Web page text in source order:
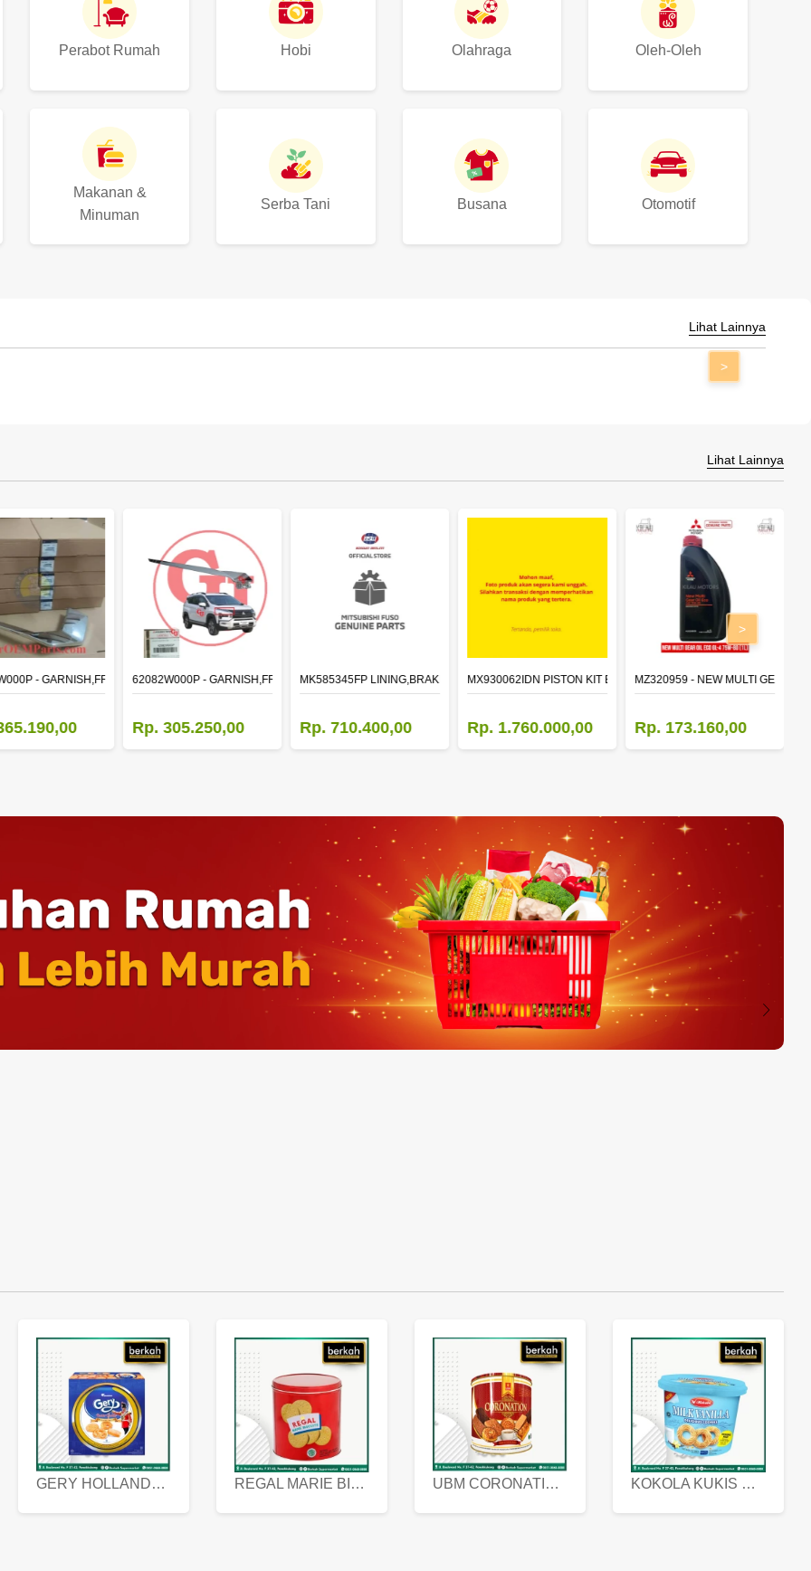
Perabot Rumah Hobi Olahraga Oleh-Oleh
Makanan &
Minuman
Serba Tani Busana Otomotif
Lihat Lainnya
>
Lihat Lainnya
- GARNISH,FR BUMPER SIDE62082W000P - GARNISH,FR BUMPER SIDE
Rp. 305.250,00
MK585345FP LINING,BRAKE 410X150 (F/A),RIVET
Rp. 710.400,00
MX930062IDN PISTON KIT EURO 4
Rp. 1.760.000,00
MZ320959 - NEW MULTI GEAR
Rp. 173.160,00
>
GERY HOLLANDA BUTTER COOKIES 450 GRAM REGAL MARIE BISCUIT KALENG 550 GRAM UBM CORONATION ASSORTED BISKUIT KALENG 450 GRAM KOKOLA KUKIS HYGIENIC MILK VANILLA PACK 320 GR